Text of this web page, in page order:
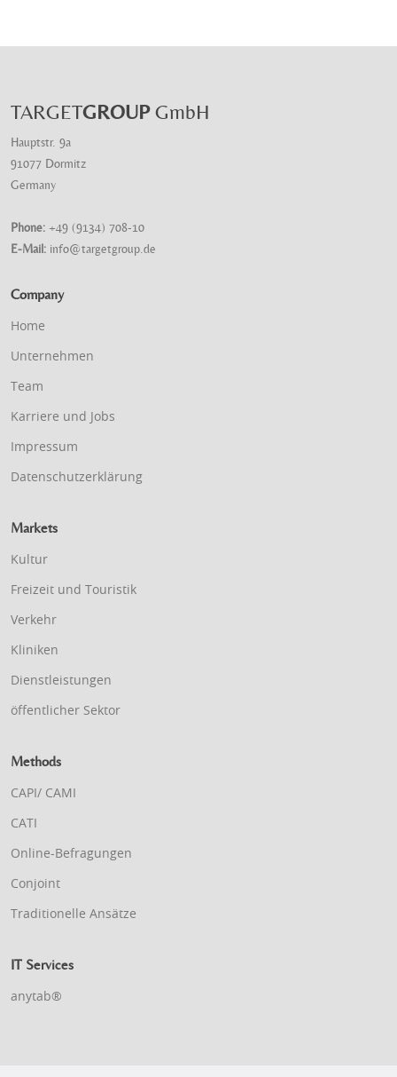
TARGETGROUPGmbH
Hauptstr. 9a
91077 Dormitz
Germany
Phone: +49 (9134) 708-10
E-Mail: info@targetgroup.de
Company
Home
Unternehmen
Team
Karriere und Jobs
Impressum
Datenschutzerklärung
Markets
Kultur
Freizeit und Touristik
Verkehr
Kliniken
Dienstleistungen
öffentlicher Sektor
Methods
CAPI/ CAMI
CATI
Online-Befragungen
Conjoint
Traditionelle Ansätze
IT Services
anytab®